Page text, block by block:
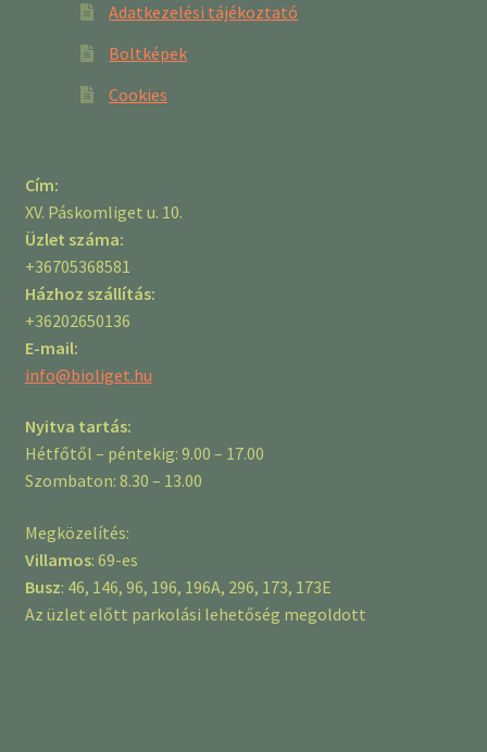
Adatkezelési tájékoztató
Boltképek
Cookies
Cím:
XV. Páskomliget u. 10.
Üzlet száma:
+36705368581
Házhoz szállítás:
+36202650136
E-mail:
info@bioliget.hu
Nyitva tartás:
Hétfőtől – péntekig: 9.00 – 17.00
Szombaton: 8.30 – 13.00
Megközelítés:
Villamos: 69-es
Busz: 46, 146, 96, 196, 196A, 296, 173, 173E
Az üzlet előtt parkolási lehetőség megoldott